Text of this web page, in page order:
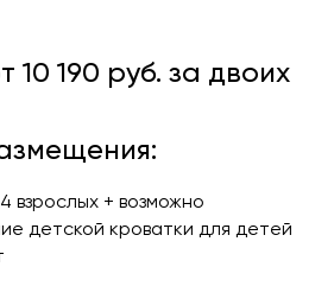
10 1 90 руб. за двоих
взрослых + возможно
детской кроватки для детей